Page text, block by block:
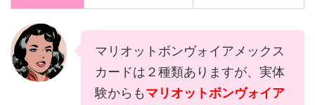
マリオットボンヴォイアメックス
カードは２種類ありますが、実体
験からもマリオットボンヴォイア